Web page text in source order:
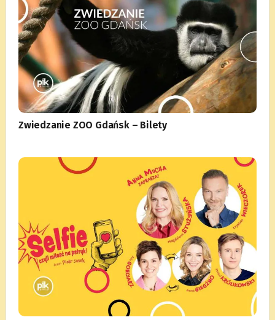
Zwiedzanie ZOO Gdańsk – Bilety